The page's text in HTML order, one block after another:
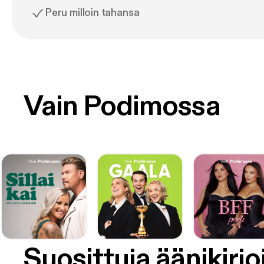
Peru milloin tahansa
Vain Podimossa